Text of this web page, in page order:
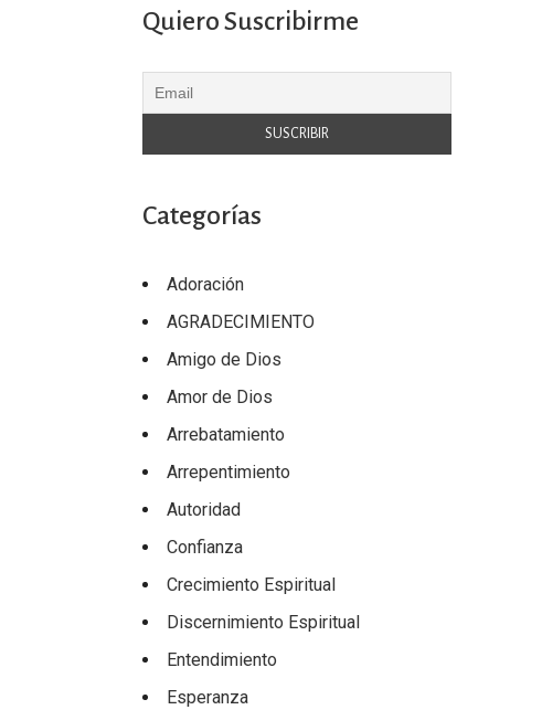
Quiero Suscribirme
Categorías
Adoración
AGRADECIMIENTO
Amigo de Dios
Amor de Dios
Arrebatamiento
Arrepentimiento
Autoridad
Confianza
Crecimiento Espiritual
Discernimiento Espiritual
Entendimiento
Esperanza